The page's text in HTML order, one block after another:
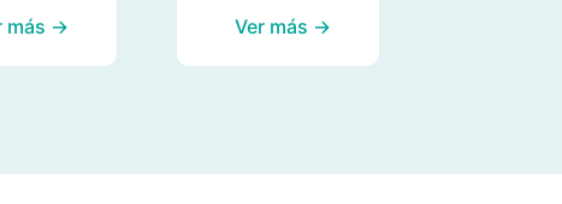
más → Ver más →